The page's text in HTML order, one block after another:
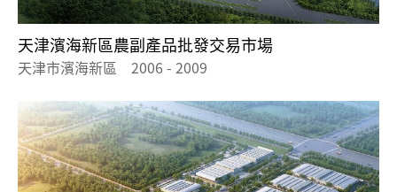
天津濱海新區農副產品批發交易市場
天津市濱海新區 2006 - 2009